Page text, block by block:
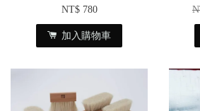
NT$ 780
加入購物車